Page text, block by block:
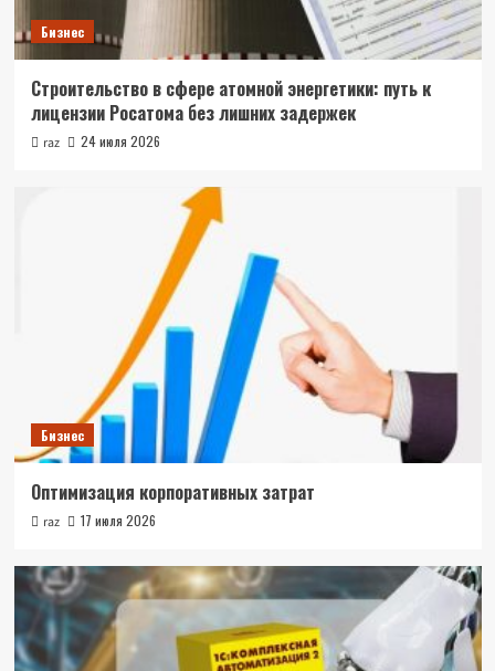
Бизнес
Строительство в сфере атомной энергетики: путь к
лицензии Росатома без лишних задержек
raz 24 июля 2026
Бизнес
Оптимизация корпоративных затрат
raz 17 июля 2026